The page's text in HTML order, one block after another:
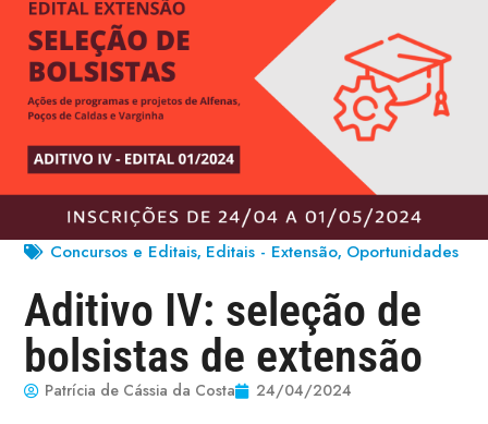
Concursos e Editais, Editais - Extensão, Oportunidades
Aditivo IV: seleção de
bolsistas de extensão
Patrícia de Cássia da Costa 24/04/2024